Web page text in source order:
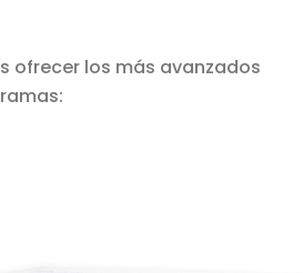
ofrecer los más avanzados